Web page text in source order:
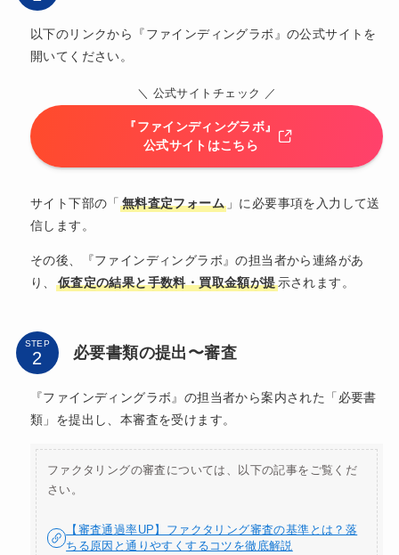
以下のリンクから『ファインディングラボ』の公式サイトを
開いてください。
＼ 公式サイトチェック ／
『ファインディングラボ』
公式サイトはこちら
サイト下部の「 無料査定フォーム」に必要事項を入力して送
信します。
その後、『ファインディングラボ』の担当者から連絡があ
り、
仮査定の結果と手数料・買取金額が提示されます。
STEP
必要書類の提出〜審査
『ファインディングラボ』の担当者から案内された「必要書
類」を提出し、本審査を受けます。
ファクタリングの審査については、以下の記事をご覧くだ
さい。
【審査通過率UP】ファクタリング審査の基準とは？落
ちる原因と通りやすくするコツを徹底解説